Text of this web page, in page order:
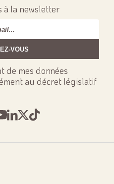
à la newsletter
de mes données
au décret législatif